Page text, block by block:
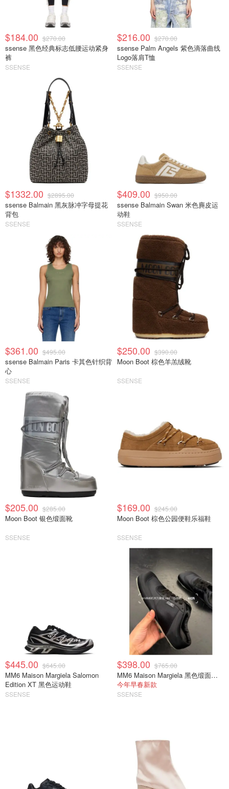
$184.00 $270.00
ssense 黑色经典标志低腰运动紧身
裤
SSENSE
$216.00 $270.00
ssense Palm Angels 紫色滴落曲线
Logo落肩T恤
SSENSE
$1332.00 $2895.00
ssense Balmain 黑灰脉冲字母提花
背包
SSENSE
$409.00 $950.00
ssense Balmain Swan 米色麂皮运
动鞋
SSENSE
$361.00 $495.00
ssense Balmain Paris 卡其色针织背
心
SSENSE
$250.00 $390.00
Moon Boot 棕色羊羔绒靴
SSENSE
$205.00 $285.00
Moon Boot 银色缎面靴
SSENSE
$169.00 $245.00
Moon Boot 棕色公园便鞋乐福鞋
SSENSE
$445.00 $645.00
MM6 Maison Margiela Salomon
Edition XT 黑色运动鞋
SSENSE
$398.00 $765.00
MM6 Maison Margiela 黑色缎面半拖运动鞋
今年早春新款
SSENSE